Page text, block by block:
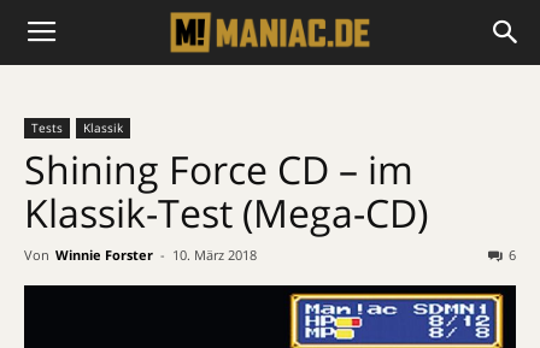
Tests Klassik
Shining Force CD – im
Klassik-Test (Mega-CD)
Von Winnie Forster - 10. März 2018 6